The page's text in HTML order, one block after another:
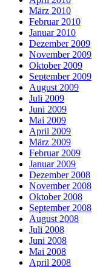
März 2010
Februar 2010
Januar 2010
Dezember 2009
November 2009
Oktober 2009
September 2009
August 2009
Juli 2009
Juni 2009
Mai 2009
April 2009
März 2009
Februar 2009
Januar 2009
Dezember 2008
November 2008
Oktober 2008
September 2008
August 2008
Juli 2008
Juni 2008
Mai 2008
April 2008